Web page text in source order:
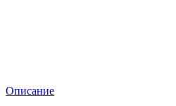
Описание